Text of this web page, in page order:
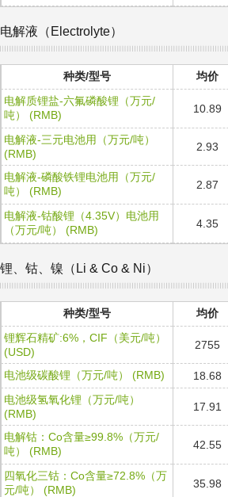
电解液（Electrolyte）
种类/型号 均价
电解质锂盐-六氟磷酸锂（万元/
吨） (RMB)
10.89
电解液-三元电池用（万元/吨）
(RMB)
2.93
电解液-磷酸铁锂电池用（万元/
吨） (RMB)
2.87
电解液-钴酸锂（4.35V）电池用
（万元/吨） (RMB)
4.35
锂、钴、镍（Li & Co & Ni）
种类/型号 均价
锂辉石精矿:6%，CIF（美元/吨）
(USD)
2755
电池级碳酸锂（万元/吨） (RMB) 18.68
电池级氢氧化锂（万元/吨）
(RMB)
17.91
电解钴：Co含量≥99.8%（万元/
吨） (RMB)
42.55
四氧化三钴：Co含量≥72.8%（万
元/吨） (RMB)
35.98